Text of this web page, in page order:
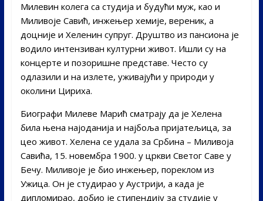
Милевин колега са студија и будући муж, као и
Миливоје Савић, инжењер хемије, вереник, а
доцније и Хеленин супруг. Друштво из пансиона је
водило интензиван културни живот. Ишли су на
концерте и позоришне представе. Често су
одлазили и на излете, уживајући у природи у
околини Цириха.
Биографи Милеве Марић сматрају да је Хелена
била њена најоданија и најбоља пријатељица, за
цео живот. Хелена се удала за Србина – Миливоја
Савића, 15. новембра 1900. у цркви Светог Саве у
Бечу. Миливоје је био инжењер, пореклом из
Ужица. Он је студирао у Аустрији, а када је
дипломирао, добио је стипендију за студије у